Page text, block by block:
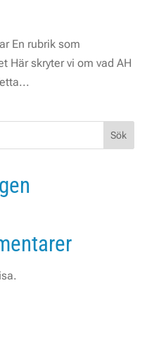
En rubrik som
Här skryter vi om vad AH
Sök